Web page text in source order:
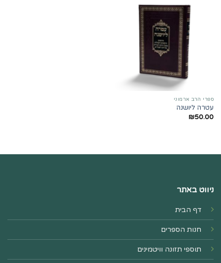
ספרי הרב ארמוני
עטרה ליושנה
₪50.00
ניווט באתר
דף הבית
חנות הספרים
תוספי תזונה וויטמינים